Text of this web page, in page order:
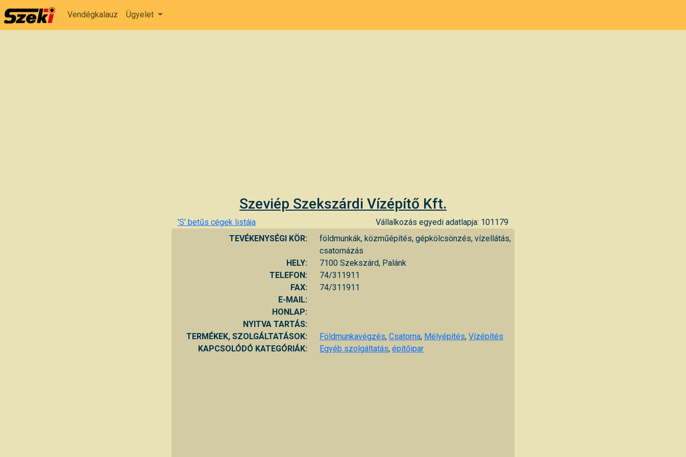
Vendégkalauz Ügyelet
Szeviép Szekszárdi Vízépítő Kft.
'S' betűs cégek listája
Vállalkozás egyedi adatlapja: 101179
TEVÉKENYSÉGI KÖR:
földmunkák, közműépítés, gépkölcsönzés, vízellátás,
csatornázás
HELY:
7100 Szekszárd, Palánk
TELEFON:
74/311911
FAX:
74/311911
E-MAIL:
HONLAP:
NYITVA TARTÁS:
TERMÉKEK, SZOLGÁLTATÁSOK:
Földmunkavégzés, Csatorna, Mélyépítés, Vízépítés
KAPCSOLÓDÓ KATEGÓRIÁK:
Egyéb szolgáltatás, építőipar